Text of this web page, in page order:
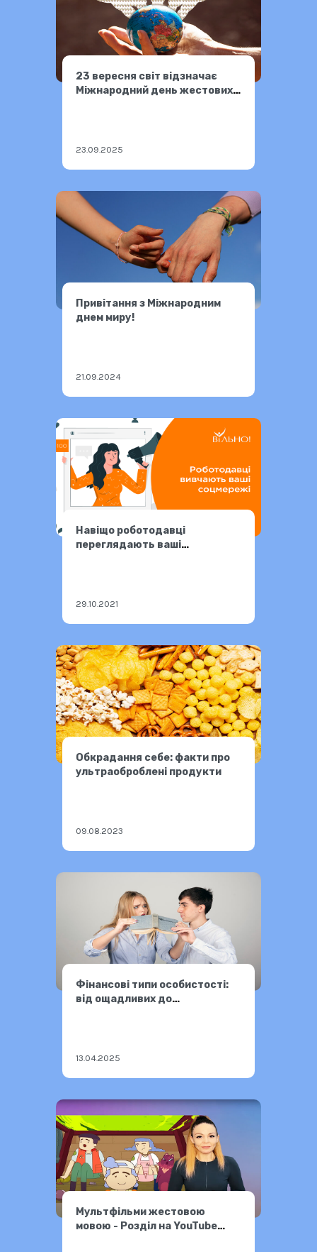
23 вересня світ відзначає
Міжнародний день жестових
23.09.2025
Привітання з Міжнародним
днем миру!
21.09.2024
Навіщо роботодавці
переглядають ваші
29.10.2021
Обкрадання себе: факти про
ультраоброблені продукти
09.08.2023
Фінансові типи особистості:
від ощадливих до
13.04.2025
Мультфільми жестовою
мовою - Розділ на YouTube